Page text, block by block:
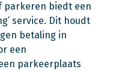
parkeren biedt een
service. Dit houdt
betaling in
een
parkeerplaats